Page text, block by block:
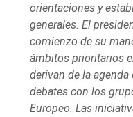
orientaciones y
generales. El
comienzo de su
ámbitos prioritarios
derivan de la
debates con los
Europeo. Las